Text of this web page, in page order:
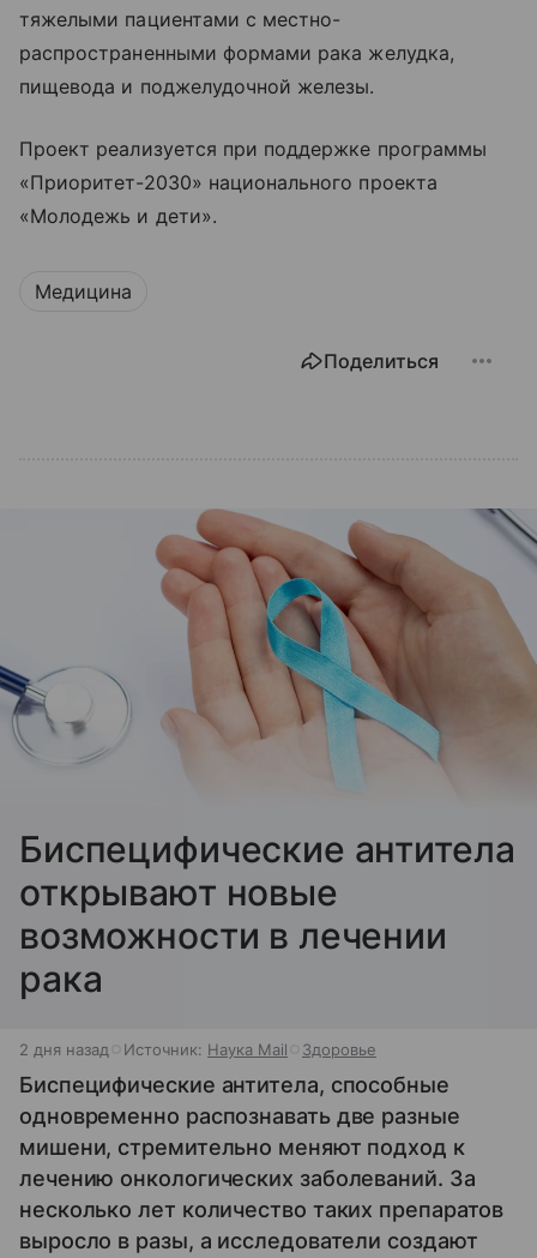
тяжелыми пациентами с местно-
распространенными формами рака желудка,
пищевода и поджелудочной железы.
Проект реализуется при поддержке программы
«Приоритет-2030» национального проекта
«Молодежь и дети».
Медицина
Поделиться
Биспецифические антитела
открывают новые
возможности в лечении
рака
2 дня назад Источник: Наука Mail Здоровье
Биспецифические антитела, способные
одновременно распознавать две разные
мишени, стремительно меняют подход к
лечению онкологических заболеваний. За
несколько лет количество таких препаратов
выросло в разы, а исследователи создают